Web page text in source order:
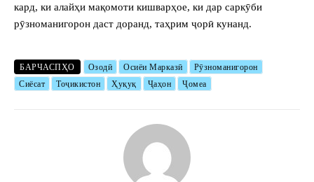
кард, ки алайҳи мақомоти кишварҳое, ки дар саркӯби
рӯзноманигорон даст доранд, таҳрим ҷорӣ кунанд.
БАРЧАСПҲО Озодӣ Осиёи Марказӣ
Рӯзноманигорон
Сиёсат
Тоҷикистон Ҳуқуқ Ҷаҳон Ҷомеа